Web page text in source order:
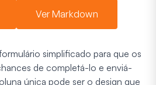
Ver Markdown
simplificado para que os
de completá-lo e enviá-
única pode ser o design que